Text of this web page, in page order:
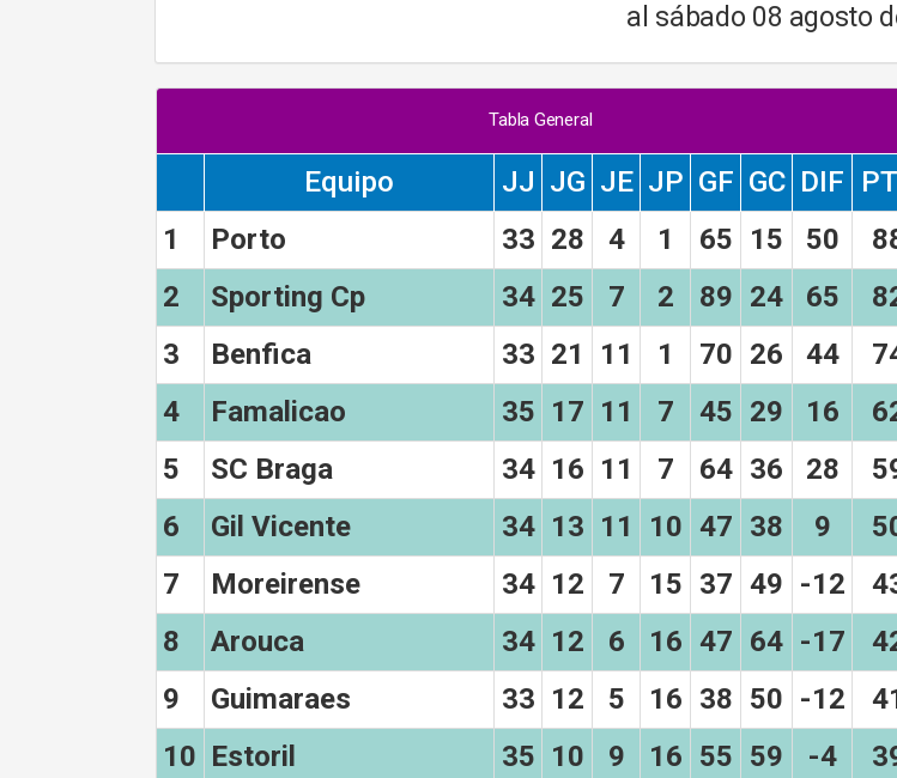
al sábado 08 agosto
Tabla General
Equipo JJ JG JE JP GF GC DIF
1
Porto 33 28 4 1 65 15 50
2
Sporting Cp 34 25 7 2 89 24 65
3
Benfica 33 21 11 1 70 26 44
4
Famalicao 35 17 11 7 45 29 16
5
SC Braga 34 16 11 7 64 36 28
6
Gil Vicente 34 13 11 10 47 38 9
7
Moreirense 34 12 7 15 37 49 -12
8
Arouca 34 12 6 16 47 64 -17
9
Guimaraes 33 12 5 16 38 50 -12
10 Estoril 35 10 9 16 55 59 -4